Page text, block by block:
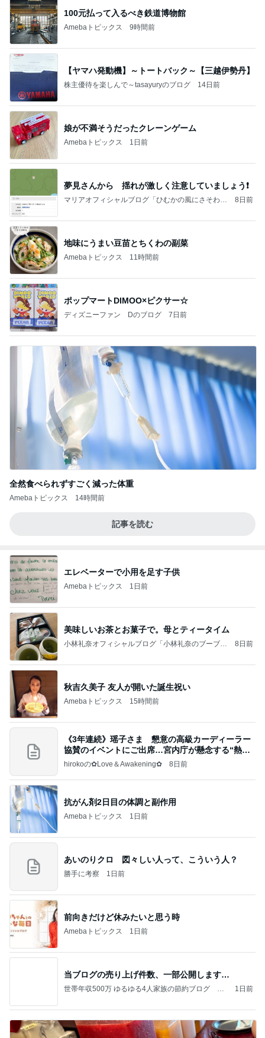
100元払って入るべき鉄道博物館
Amebaトピックス 9時間前
【ヤマハ発動機】～トートバック～【三越伊勢丹】
株主優待を楽しんで～tasayuryのブログ 14日前
娘が不満そうだったクレーンゲーム
Amebaトピックス 1日前
夢見さんから 揺れが激しく注意していましょう❗️
マリアオフィシャルブログ「ひむかの風にさそわれ
8日前
地味にうまい豆苗とちくわの副菜
Amebaトピックス 11時間前
ポップマートDIMOO×ピクサー☆
ディズニーファン Dのブログ 7日前
全然食べられずすごく減った体重
Amebaトピックス 14時間前
記事を読む
エレベーターで小用を足す子供
Amebaトピックス 1日前
美味しいお茶とお菓子で。母とティータイム
小林礼奈オフィシャルブログ「小林礼奈のブーブー
8日前
秋吉久美子 友人が開いた誕生祝い
Amebaトピックス 15時間前
《3年連続》瑶子さま 懇意の高級カーディーラー
協賛のイベントにご出席…宮内庁が懸念する“熱心
すぎ
hirokoの✿Love＆Awakening✿ 8日前
抗がん剤2日目の体調と副作用
Amebaトピックス 1日前
あいのりクロ 図々しい人って、こういう人？
勝手に考察 1日前
前向きだけど休みたいと思う時
Amebaトピックス 1日前
当ブログの売り上げ件数、一部公開します…
世帯年収500万 ゆるゆる4人家族の節約ブログ 〜
1日前